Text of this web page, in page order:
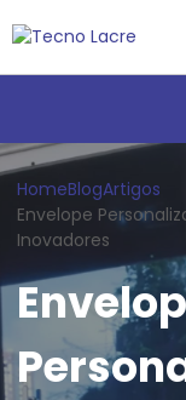
HomeBlogArtigos
Envelope
Inovadores